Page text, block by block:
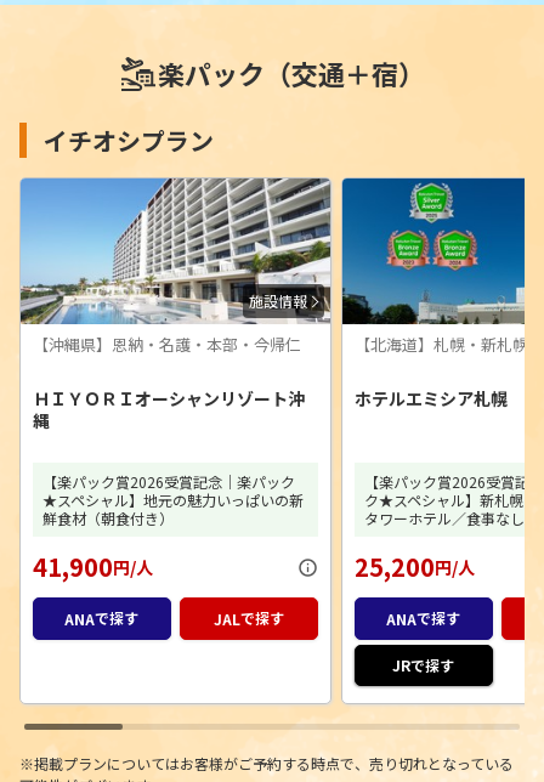
楽パック（交通＋宿）
イチオシプラン
施設情報
【沖縄県】恩納・名護・本部・今帰仁
ＨＩＹＯＲＩオーシャンリゾート沖
縄
【楽パック賞2026受賞記念｜楽パック
★スペシャル】地元の魅力いっぱいの新
鮮食材（朝食付き）
41,900円/人
ANAで探す JALで探す
【北海道】札幌・新札幌
ホテルエミシア札幌
【楽パック賞2026受賞記
ク★スペシャル】新札幌の
タワーホテル／食事なし
25,200円/人
ANAで探す
JRで探す
※掲載プランについてはお客様がご予約する時点で、売り切れとなっている